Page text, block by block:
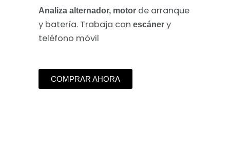
Analiza alternador, motor de arranque
y batería. Trabaja con escáner y
teléfono móvil
COMPRAR AHORA